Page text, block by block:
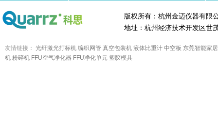
版权所有：杭州金迈仪器有限
地址：杭州经济技术开发区世
友情链接： 光纤激光打标机 编织网管 真空包装机 液体比重计 中空板 东莞智能家居
机 粉碎机 FFU空气净化器 FFU净化单元 塑胶模具